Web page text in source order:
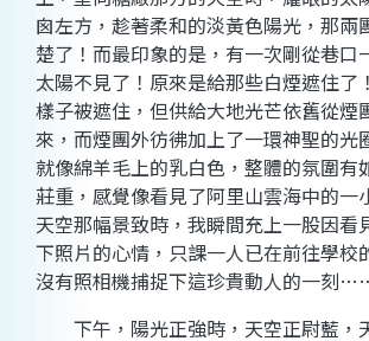
囪左方，趁著柔和的淡黃色陽光，那兩
楚了！而最印象的是，有一次剛從巷口
太陽不見了！原來是給那些白煙遮住了
樣子被遮住，但供給大地光芒依舊從煙
來，而煙團外彷彿加上了一環神聖的光
就像綿羊毛上的乳白色，整體的氛圍有
莊重，感覺像看見了阿里山雲海中的一
天空那幅景致時，我瞬間充上一股因看
下照片的心情，只課一人已在前往學校
沒有照相機捕捉下這珍貴動人的一刻
下午，陽光正強時，天空正尉藍，